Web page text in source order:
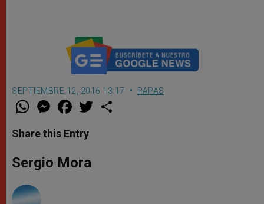
SEPTIEMBRE 12, 2016 13:17 PAPAS
W
t
s
p
p
M
e
s
e
g
e
F
a
e
b
o
k
w
Share this Entry
Sergio Mora